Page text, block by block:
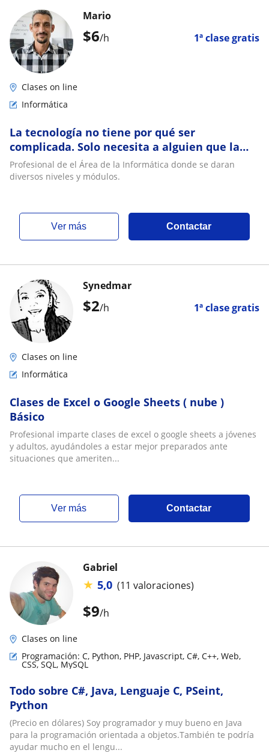
$6/h 1ª clase gratis
Mario
Clases on line
Informática
La tecnología no tiene por qué ser
complicada. Solo necesita a alguien que la
sepa explicar
Profesional de el Área de la Informática donde se daran
diversos niveles y módulos.
ver más Contactar
$2/h 1ª clase gratis
Synedmar
Clases on line
Informática
Clases de Excel o Google Sheets ( nube )
Básico
Profesional imparte clases de excel o google sheets a jóvenes
y adultos, ayudándoles a estar mejor preparados ante
situaciones que ameriten...
ver más Contactar
$9/h
Gabriel
★ 5,0 (11 valoraciones)
Clases on line
Programación: C, Python, PHP, Javascript, C#, C++, Web,
CSS, SQL, MySQL
Todo sobre C#, Java, Lenguaje C, PSeint,
Python
(Precio en dólares) Soy programador y muy bueno en Java
para la programación orientada a objetos.También te podría
ayudar mucho en el lengu...